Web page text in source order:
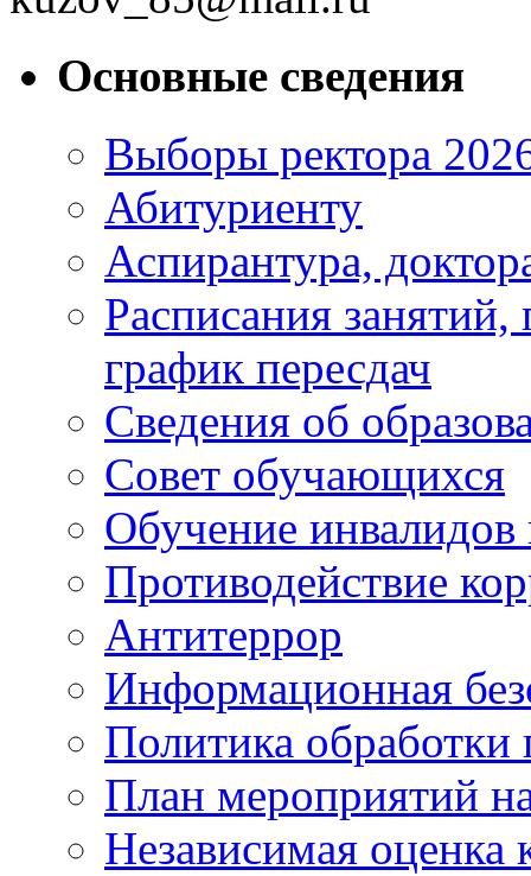
Основные сведения
Выборы ректора
Абитуриенту
Аспирантура,
Расписания
график пересдач
Сведения об
Совет обучающихся
Обучение
Противодействие
Антитеррор
Информационная
Политика
План мероприятий
Независимая оценка